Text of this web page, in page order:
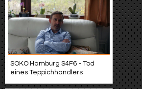
SOKO Hamburg S4F6 - Tod
eines Teppichhändlers